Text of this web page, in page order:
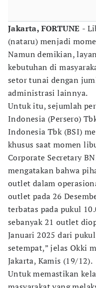
Jakarta, FORTUNE -
(nataru) menjadi
Namun demikian,
kebutuhan di
setor tunai dengan
administrasi lainnya.
Untuk itu, sejumlah
Indonesia (Persero)
Indonesia Tbk (BSI)
khusus saat momen
Corporate Secretary
mengatakan bahwa
outlet dalam
outlet pada 26
terbatas pada pukul
sebanyak 21 outlet
Januari 2025 dari
setempat,” jelas Okki
Jakarta, Kamis (19/12).
Untuk memastikan